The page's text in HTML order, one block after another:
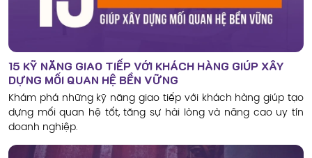
15 KỸ NĂNG GIAO TIẾP VỚI KHÁCH HÀNG GIÚP XÂY
DỰNG MỐI QUAN HỆ BỀN VỮNG
Khám phá những kỹ năng giao tiếp với khách hàng giúp tạo
dựng mối quan hệ tốt, tăng sự hài lòng và nâng cao uy tín
doanh nghiệp.